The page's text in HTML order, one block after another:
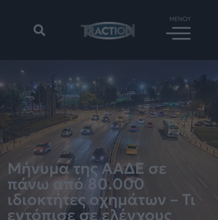
Μήνυμα της ΑΑΔΕ σε
πάνω από 80.000
ιδιοκτήτες οχημάτων – Τι
εντόπισε σε ελέγχους